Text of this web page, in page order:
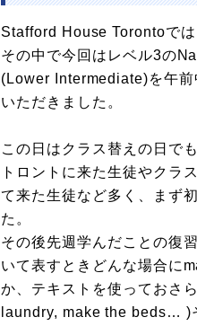
Stafford House Torontoでは
その中で今回はレベル3の
(Lower Intermediate)を午前
いただきました。
この日はクラス替えの日で
トロントに来た生徒やクラ
て来た生徒など多く、まず
た。
その後先週学んだことの復
いて表すときどんな場合に
か、テキストを使っておさ
laundry, make the beds… )